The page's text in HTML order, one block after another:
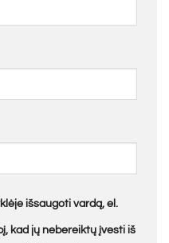
išsaugoti vardą, el.
kad jų nebereiktų įvesti iš